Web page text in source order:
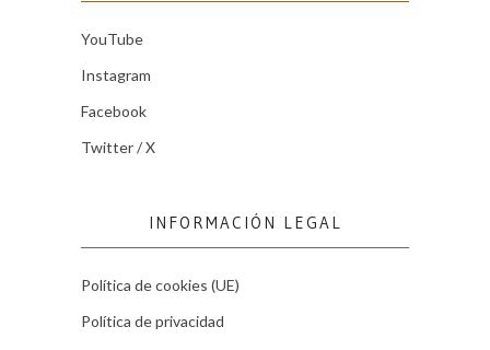
YouTube
Instagram
Facebook
Twitter / X
INFORMACIÓN LEGAL
Política de cookies (UE)
Política de privacidad